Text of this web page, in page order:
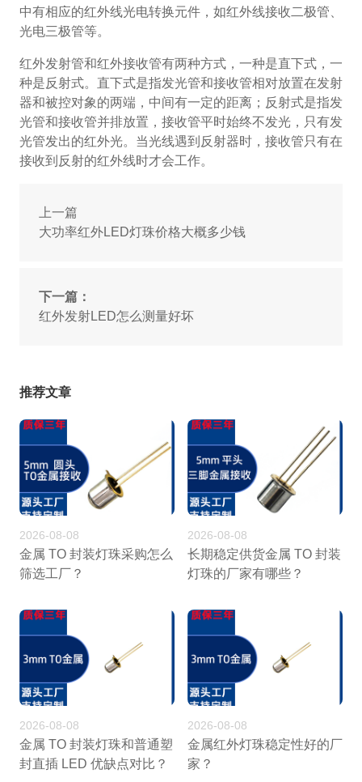
中有相应的红外线光电转换元件，如红外线接收二极管、
光电三极管等。
红外发射管和红外接收管有两种方式，一种是直下式，一
种是反射式。直下式是指发光管和接收管相对放置在发射
器和被控对象的两端，中间有一定的距离；反射式是指发
光管和接收管并排放置，接收管平时始终不发光，只有发
光管发出的红外光。当光线遇到反射器时，接收管只有在
接收到反射的红外线时才会工作。
上一篇
大功率红外LED灯珠价格大概多少钱
下一篇：
红外发射LED怎么测量好坏
推荐文章
2026-08-08
金属 TO 封装灯珠采购怎么
筛选工厂？
2026-08-08
长期稳定供货金属 TO 封装
灯珠的厂家有哪些？
2026-08-08
金属 TO 封装灯珠和普通塑
封直插 LED 优缺点对比？
2026-08-08
金属红外灯珠稳定性好的厂
家？